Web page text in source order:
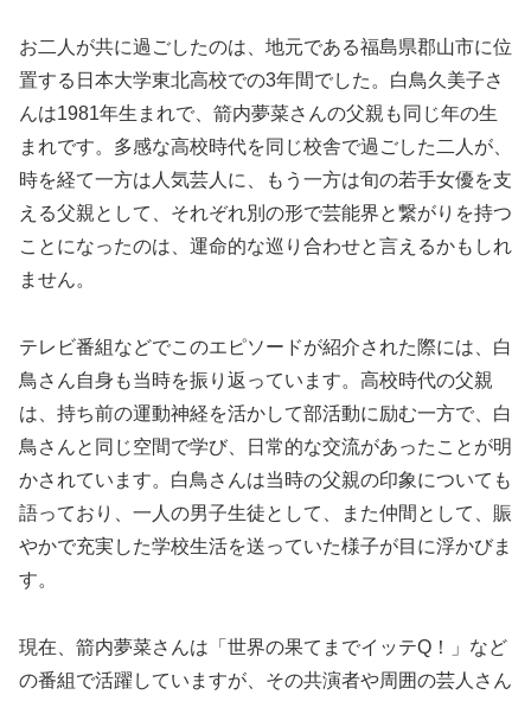
お二人が共に過ごしたのは、地元である福島県郡山市に位
置する日本大学東北高校での3年間でした。白鳥久美子さ
んは1981年生まれで、箭内夢菜さんの父親も同じ年の生
まれです。多感な高校時代を同じ校舎で過ごした二人が、
時を経て一方は人気芸人に、もう一方は旬の若手女優を支
える父親として、それぞれ別の形で芸能界と繋がりを持つ
ことになったのは、運命的な巡り合わせと言えるかもしれ
ません。
テレビ番組などでこのエピソードが紹介された際には、白
鳥さん自身も当時を振り返っています。高校時代の父親
は、持ち前の運動神経を活かして部活動に励む一方で、白
鳥さんと同じ空間で学び、日常的な交流があったことが明
かされています。白鳥さんは当時の父親の印象についても
語っており、一人の男子生徒として、また仲間として、賑
やかで充実した学校生活を送っていた様子が目に浮かびま
す。
現在、箭内夢菜さんは「世界の果てまでイッテQ！」など
の番組で活躍していますが、その共演者や周囲の芸人さん